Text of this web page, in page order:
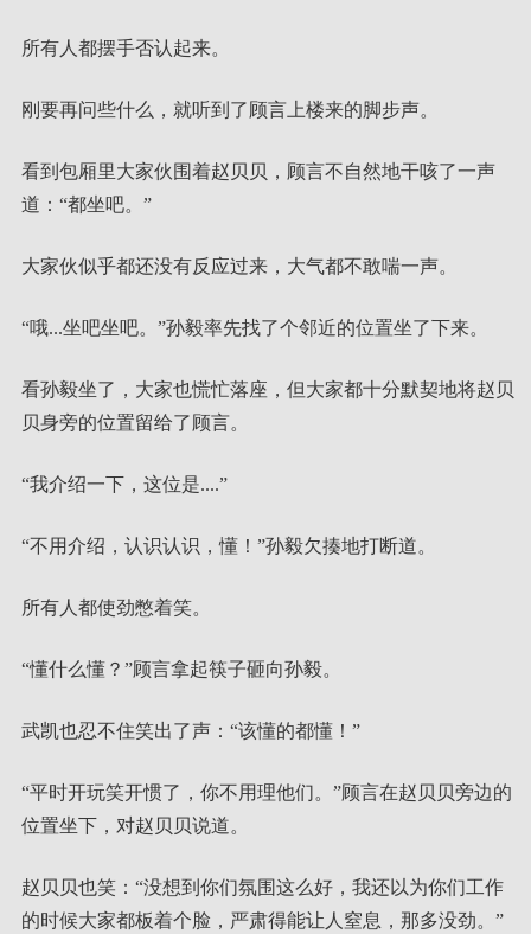
所有人都摆手否认起来。
刚要再问些什么，就听到了顾言上楼来的脚步声。
看到包厢里大家伙围着赵贝贝，顾言不自然地干咳了一声
道：“都坐吧。”
大家伙似乎都还没有反应过来，大气都不敢喘一声。
“哦...坐吧坐吧。”孙毅率先找了个邻近的位置坐了下来。
看孙毅坐了，大家也慌忙落座，但大家都十分默契地将赵贝
贝身旁的位置留给了顾言。
“我介绍一下，这位是....”
“不用介绍，认识认识，懂！”孙毅欠揍地打断道。
所有人都使劲憋着笑。
“懂什么懂？”顾言拿起筷子砸向孙毅。
武凯也忍不住笑出了声：“该懂的都懂！”
“平时开玩笑开惯了，你不用理他们。”顾言在赵贝贝旁边的
位置坐下，对赵贝贝说道。
赵贝贝也笑：“没想到你们氛围这么好，我还以为你们工作
的时候大家都板着个脸，严肃得能让人窒息，那多没劲。”